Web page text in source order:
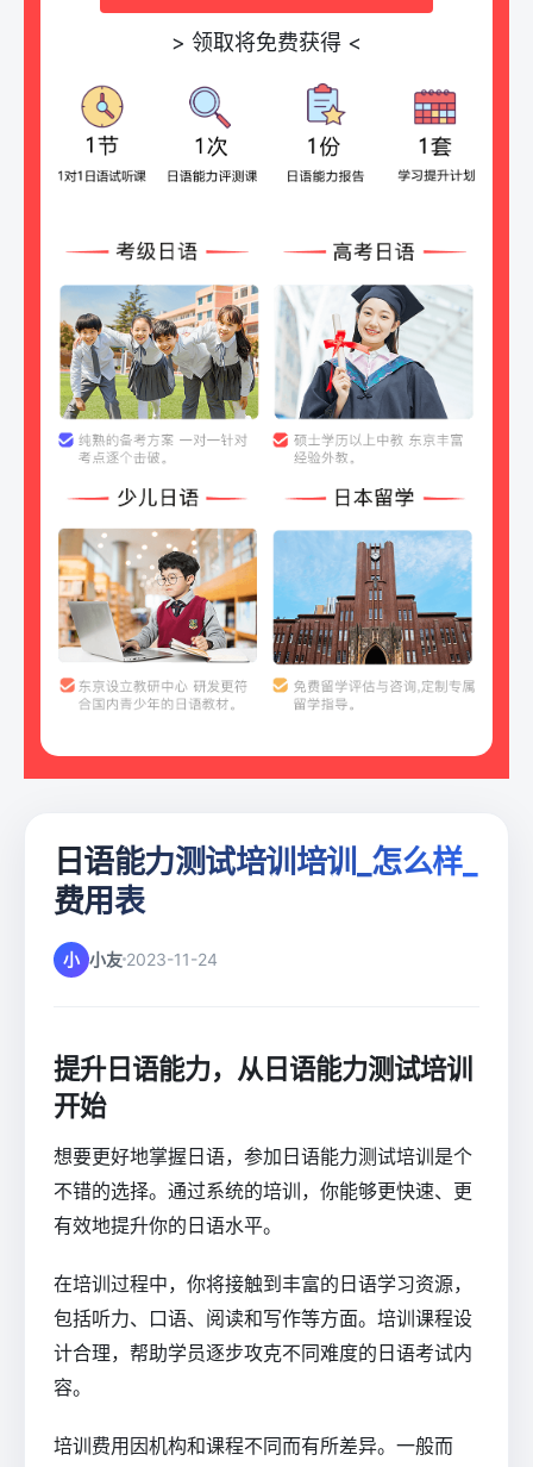
> 领取将免费获得 <
日语能力测试培训培训_怎么样_
费用表
小 小友 2023-11-24
提升日语能力，从日语能力测试培训
开始
想要更好地掌握日语，参加日语能力测试培训是个
不错的选择。通过系统的培训，你能够更快速、更
有效地提升你的日语水平。
在培训过程中，你将接触到丰富的日语学习资源，
包括听力、口语、阅读和写作等方面。培训课程设
计合理，帮助学员逐步攻克不同难度的日语考试内
容。
培训费用因机构和课程不同而有所差异。一般而